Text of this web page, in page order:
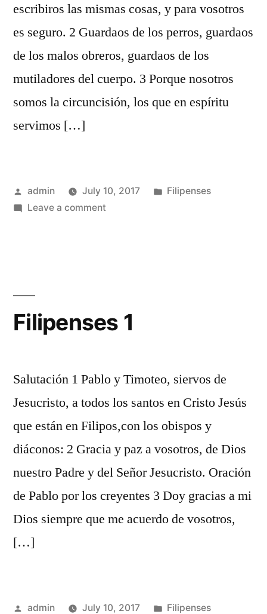
escribiros las mismas cosas, y para vosotros
es seguro. 2 Guardaos de los perros, guardaos
de los malos obreros, guardaos de los
mutiladores del cuerpo. 3 Porque nosotros
somos la circuncisión, los que en espíritu
servimos […]
Posted
by
admin July 10, 2017
Posted
Filipenses
Leave a commenton
Filipenses 1
Salutación 1 Pablo y Timoteo, siervos de
Jesucristo, a todos los santos en Cristo Jesús
que están en Filipos,con los obispos y
diáconos: 2 Gracia y paz a vosotros, de Dios
nuestro Padre y del Señor Jesucristo. Oración
de Pablo por los creyentes 3 Doy gracias a mi
Dios siempre que me acuerdo de vosotros,
[…]
Posted
admin July 10, 2017
Posted
Filipenses